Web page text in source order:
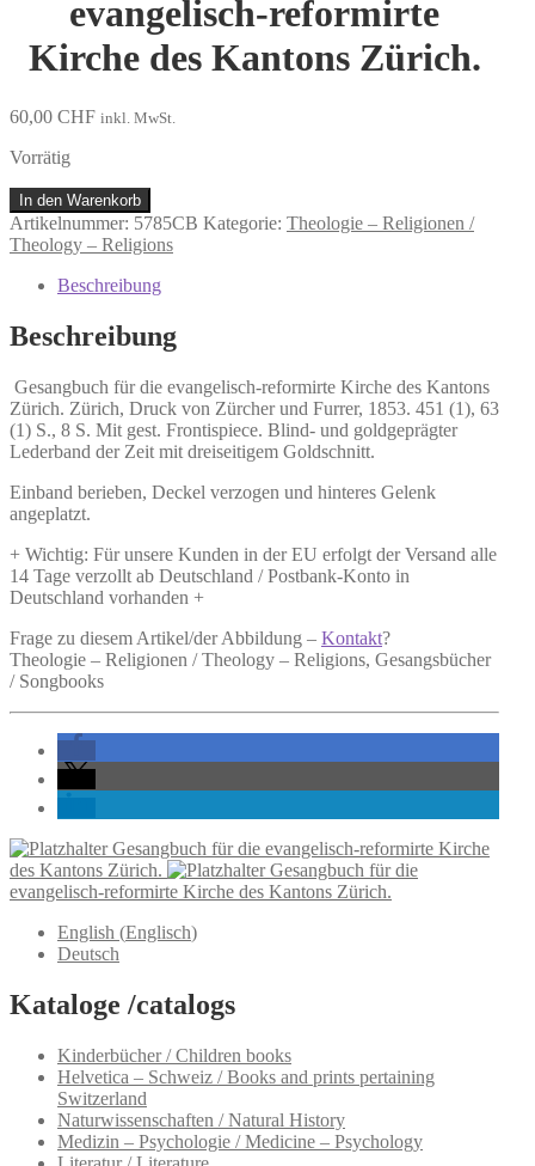
evangelisch-reformirte
Kirche des Kantons Zürich.
60,00 CHF inkl. MwSt.
Vorrätig
Gesangbuch
für
die
evangelisch-
reformirte
des
Kantons
Menge
In den Warenkorb
Artikelnummer: 5785CB Kategorie: Theologie – Religionen /
Theology – Religions
Beschreibung
Beschreibung
Gesangbuch für die evangelisch-reformirte Kirche des Kantons
Zürich. Zürich, Druck von Zürcher und Furrer, 1853. 451 (1), 63
(1) S., 8 S. Mit gest. Frontispiece. Blind- und goldgeprägter
Lederband der Zeit mit dreiseitigem Goldschnitt.
Einband berieben, Deckel verzogen und hinteres Gelenk
angeplatzt.
+ Wichtig: Für unsere Kunden in der EU erfolgt der Versand alle
14 Tage verzollt ab Deutschland / Postbank-Konto in
Deutschland vorhanden +
Frage zu diesem Artikel/der Abbildung – Kontakt?
Theologie – Religionen / Theology – Religions, Gesangsbücher
/ Songbooks
Gesangbuch für die evangelisch-reformirte Kirche
des Kantons Zürich.
Gesangbuch für die
evangelisch-reformirte Kirche des Kantons Zürich.
English (Englisch)
Deutsch
Kataloge /catalogs
Kinderbücher / Children books
Helvetica – Schweiz / Books and prints pertaining
Switzerland
Naturwissenschaften / Natural History
Medizin – Psychologie / Medicine – Psychology